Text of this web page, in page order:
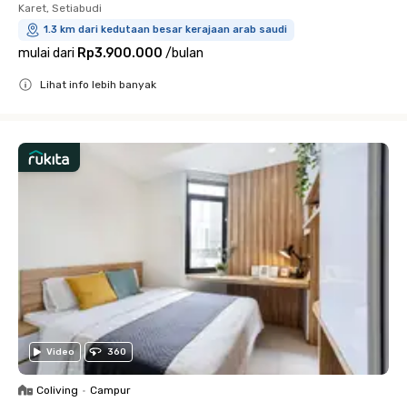
Karet, Setiabudi
1.3 km dari kedutaan besar kerajaan arab saudi
mulai dari Rp3.900.000 /bulan
Lihat info lebih banyak
Video 360
Coliving • Campur